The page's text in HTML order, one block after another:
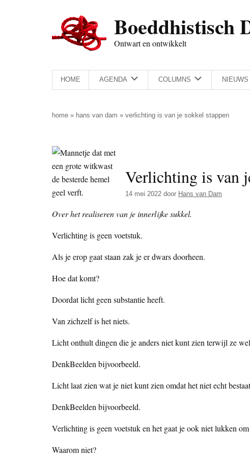
Boeddhistisch
Ontwart en ontwikkelt
HOME AGENDA COLUMNS NIEUWS
home » hans van dam » verlichting is van je sokkel stappen
Verlichting is van
14 mei 2022 door Hans van Dam
Over het realiseren van je innerlijke sukkel.
Verlichting is geen voetstuk.
Als je erop gaat staan zak je er dwars doorheen.
Hoe dat komt?
Doordat licht geen substantie heeft.
Van zichzelf is het niets.
Licht onthult dingen die je anders niet kunt zien terwijl ze
DenkBeelden bijvoorbeeld.
Licht laat zien wat je niet kunt zien omdat het niet echt
DenkBeelden bijvoorbeeld.
Verlichting is geen voetstuk en het gaat je ook niet lukken
Waarom niet?